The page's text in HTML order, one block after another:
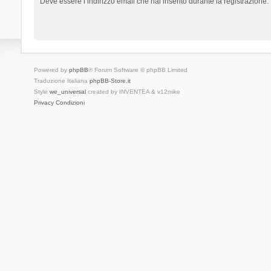
Powered by phpBB® Forum Software © phpBB Limited
Traduzione Italiana phpBB-Store.it
Style we_universalcreated by INVENTEA & v12mike
Privacy Condizioni